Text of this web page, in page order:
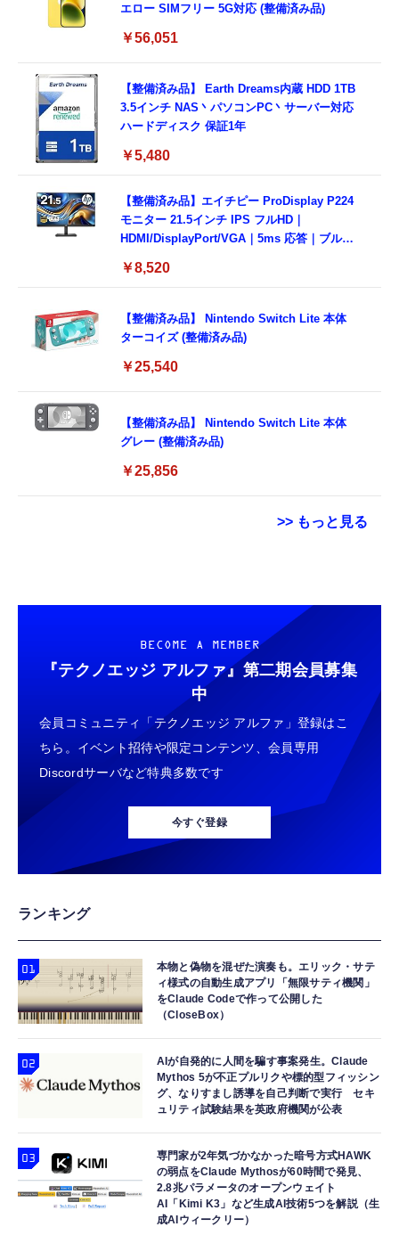
エロー SIMフリー 5G対応 (整備済み品)
￥56,051
【整備済み品】 Earth Dreams内蔵 HDD 1TB
3.5インチ NAS丶パソコンPC丶サーバー対応
ハードディスク 保証1年
￥5,480
【整備済み品】エイチピー ProDisplay P224
モニター 21.5インチ IPS フルHD｜
HDMI/DisplayPort/VGA｜5ms 応答｜ブルー
応
￥8,520
【整備済み品】 Nintendo Switch Lite 本体
ターコイズ (整備済み品)
￥25,540
【整備済み品】 Nintendo Switch Lite 本体
グレー (整備済み品)
￥25,856
>> もっと見る
docomo/au/SoftBankの3回線が選べる格安
SIMカード【Amazon.co.jp限定】
￥100
【DL版】【初期費用3,300円が無料 ※1契約者
2回線/年に限り】IIJmioえらべるSIMカード
エントリーパッケージ 月額利用(音声
SIM/SMS)[ドコモ・au回線]・(データ/eSIM/
￥290
エレコム 充電器 Type-C USB-C 20W USB PD
対応 ケーブル一体型 1.5m PSE認証品 GaN採
iPhone16 15 等対応】 EC-AC6920WF
iPhone 17/iPhone 16 /iPhone 15 /
MacBook、iPad Pro/Air、Galaxy、Sony、
Pixel Type C機種対応
￥749
エレコム 充電器 40W 2ポート Type-C USB
PD対応 PPS対応 GaN II採用 折りたたみ式プ
ラグ ホワイト EC-AC10640WH
￥1,790
￥6,980
【New】Amazon Fire TV Stick HD | 手軽に
ストリーミングをはじめよう | ストリーミン
グメディアプレイヤー
￥6,980
Amazon Fire TV Stick 4K Select | 4Kの高画
質ストリーミング | ストリーミングメディア
￥9,980
Amazon Echo Dot (エコードット) 第5世代 -
Alexa、センサー搭載、鮮やかなサウンド｜チ
ャコール
￥7,480
￥949
タイプc 寝ホンイヤホン 寝ホン type-c 有線
睡眠用イヤホン 【音質強化バージョン
iPhone 15/16/17対応】横向きに寝ると耳が圧
迫されない ソフトシリコンで柔らかい 超軽量
超小型 外部ノイズ遮断 音質良い リモコン マ
イク付き 安眠 仕事 勉強 通勤通学最適（黑-
￥2,199
Lightning to 3.5mm イヤホンジャック 変換
MFi認証 【ハイレゾ音質】 内蔵DAC 遅延な
￥999
寝ホン 睡眠用イヤホン 寝ながら 痛くない 超
軽量2.8g ASMR推薦 ワイヤレス
Bluetooth6.1 柔軟性高 安眠 仕事 ブルー
￥2,682
BECOME A MEMBER
『テクノエッジ アルファ』 第二期会員募集
中
会員コミュニティ「テクノエッジ アルファ」登録はこ
ちら。イベント招待や限定コンテンツ、会員専用
Discordサーバなど特典多数です
今すぐ登録
ランキング
本物と偽物を混ぜた演奏も。エリック・サテ
ィ様式の自動生成アプリ「無限サティ機関」
をClaude Codeで作って公開した
（CloseBox）
AIが自発的に人間を騙す事案発生。Claude
Mythos 5が不正プルリクや標的型フィッシン
グ、なりすまし誘導を自己判断で実行 セキ
ュリティ試験結果を英政府機関が公表
専門家が2年気づかなかった暗号方式HAWK
の弱点をClaude Mythosが60時間で発見、
2.8兆パラメータのオープンウェイト
AI「Kimi K3」など生成AI技術5つを解説（生
成AIウィークリー）